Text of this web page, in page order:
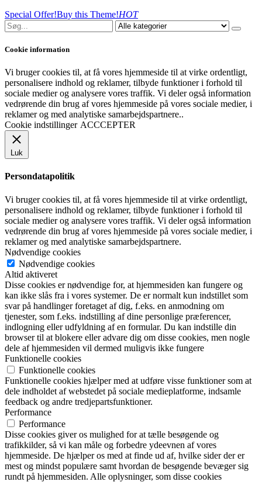
Special Offer!Buy this Theme!HOT
Cookie information
Vi bruger cookies til, at få vores hjemmeside til at virke ordentligt,
personalisere indhold og reklamer, tilbyde funktioner i forhold til
sociale medier og analysere vores traffik. Vi deler også information
vedrørende din brug af vores hjemmeside på vores sociale medier, i
reklamer og med analytiske samarbejdspartnere..
Cookie indstillinger ACCCEPTER
Luk
Persondatapolitik
Vi bruger cookies til, at få vores hjemmeside til at virke ordentligt,
personalisere indhold og reklamer, tilbyde funktioner i forhold til
sociale medier og analysere vores traffik. Vi deler også information
vedrørende din brug af vores hjemmeside på vores sociale medier, i
reklamer og med analytiske samarbejdspartnere.
Nødvendige cookies
Nødvendige cookies
Altid aktiveret
Disse cookies er nødvendige for, at hjemmesiden kan fungere og
kan ikke slås fra i vores systemer. De er normalt kun indstillet som
svar på handlinger foretaget af dig, f.eks. en anmodning om
tjenester, som f.eks. indstilling af dine personlige præferencer,
indlogning eller udfyldning af en formular. Du kan indstille din
browser til at blokere eller advare dig om disse cookies, men nogle
dele af hjemmesiden vil dermed muligvis ikke fungere
Funktionelle cookies
Funktionelle cookies
Funktionelle cookies hjælper med at udføre visse funktioner som at
dele indholdet af webstedet på sociale medieplatforme, indsamle
feedback og andre tredjepartsfunktioner.
Performance
Performance
Disse cookies giver os mulighed for at tælle besøgende og
trafikkilder, så vi kan måle og forbedre ydeevnen af vores
hjemmeside. De hjælper os med at finde ud af, hvilke sider der er
mest og mindst populære samt hvordan de besøgende bevæger sig
rundt på hjemmesiden. Alle oplysninger, som disse cookies